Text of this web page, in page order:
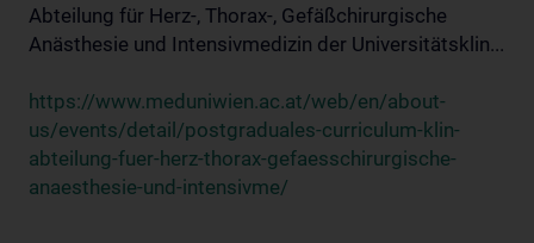
Abteilung für Herz-, Thorax-, Gefäßchirurgische
Anästhesie und Intensivmedizin der Universitätsklin...
https://www.meduniwien.ac.at/web/en/about-
us/events/detail/postgraduales-curriculum-klin-
abteilung-fuer-herz-thorax-gefaesschirurgische-
anaesthesie-und-intensivme/